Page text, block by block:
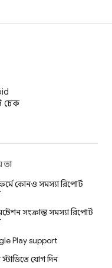
চেক
কোনও সমস্যা রিপোর্ট
সংক্রান্ত সমস্যা রিপোর্ট
Play support
স্টাডিতে যোগ দিন